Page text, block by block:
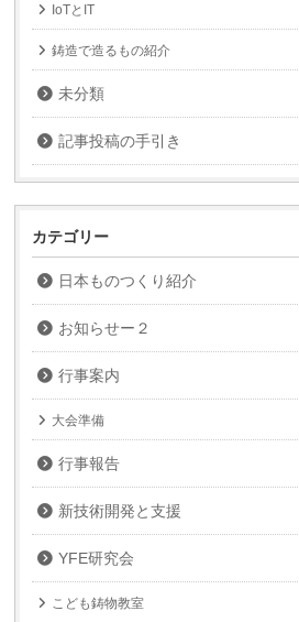
IoTとIT
鋳造で造るもの紹介
未分類
記事投稿の手引き
カテゴリー
日本ものつくり紹介
お知らせー２
行事案内
大会準備
行事報告
新技術開発と支援
YFE研究会
こども鋳物教室